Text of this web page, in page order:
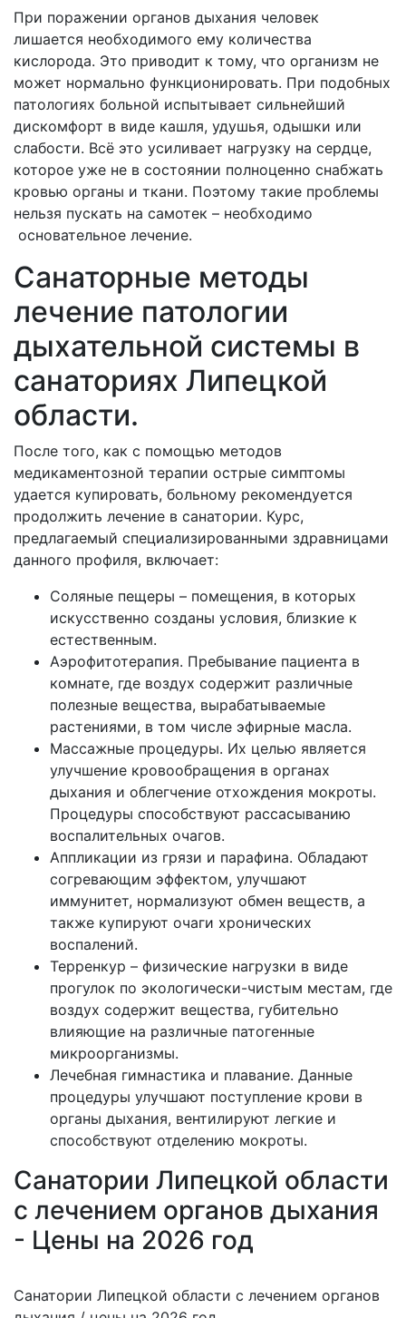
При поражении органов дыхания человек
лишается необходимого ему количества
кислорода. Это приводит к тому, что организм не
может нормально функционировать. При подобных
патологиях больной испытывает сильнейший
дискомфорт в виде кашля, удушья, одышки или
слабости. Всё это усиливает нагрузку на сердце,
которое уже не в состоянии полноценно снабжать
кровью органы и ткани. Поэтому такие проблемы
нельзя пускать на самотек – необходимо
основательное лечение.
Санаторные методы
лечение патологии
дыхательной системы в
санаториях Липецкой
области.
После того, как с помощью методов
медикаментозной терапии острые симптомы
удается купировать, больному рекомендуется
продолжить лечение в санатории. Курс,
предлагаемый специализированными здравницами
данного профиля, включает:
Соляные пещеры – помещения, в которых
искусственно созданы условия, близкие к
естественным.
Аэрофитотерапия. Пребывание пациента в
комнате, где воздух содержит различные
полезные вещества, вырабатываемые
растениями, в том числе эфирные масла.
Массажные процедуры. Их целью является
улучшение кровообращения в органах
дыхания и облегчение отхождения мокроты.
Процедуры способствуют рассасыванию
воспалительных очагов.
Аппликации из грязи и парафина. Обладают
согревающим эффектом, улучшают
иммунитет, нормализуют обмен веществ, а
также купируют очаги хронических
воспалений.
Терренкур – физические нагрузки в виде
прогулок по экологически-чистым местам, где
воздух содержит вещества, губительно
влияющие на различные патогенные
микроорганизмы.
Лечебная гимнастика и плавание. Данные
процедуры улучшают поступление крови в
органы дыхания, вентилируют легкие и
способствуют отделению мокроты.
Санатории Липецкой области
с лечением органов дыхания
- Цены на 2026 год
Санатории Липецкой области с лечением органов